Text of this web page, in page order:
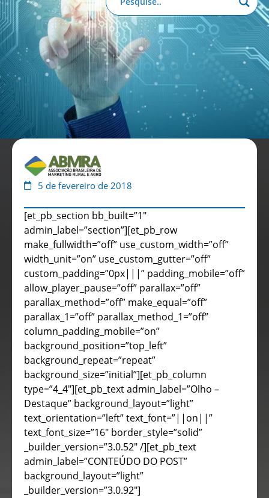
5 de fevereiro de 2018
[et_pb_section bb_built=”1″
admin_label=”section”][et_pb_row
make_fullwidth=”off” use_custom_width=”off”
width_unit=”on” use_custom_gutter=”off”
custom_padding=”0px|||” padding_mobile=”off”
allow_player_pause=”off” parallax=”off”
parallax_method=”off” make_equal=”off”
parallax_1=”off” parallax_method_1=”off”
column_padding_mobile=”on”
background_position=”top_left”
background_repeat=”repeat”
background_size=”initial”][et_pb_column
type=”4_4″][et_pb_text admin_label=”Olho –
Destaque” background_layout=”light”
text_orientation=”left” text_font=”||on||”
text_font_size=”16″ border_style=”solid”
_builder_version=”3.0.52″ /][et_pb_text
admin_label=”CONTEÚDO DO POST”
background_layout=”light”
_builder_version=”3.0.92″]